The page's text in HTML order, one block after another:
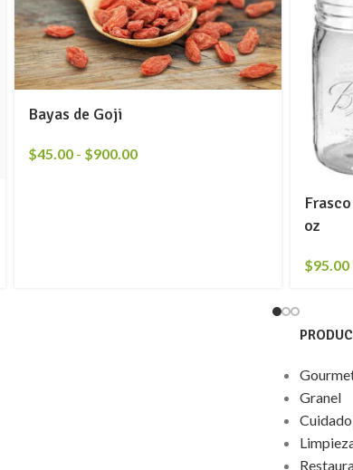
Bayas de Goji
$45.00 - $900.00
oz
$95.00
Granel